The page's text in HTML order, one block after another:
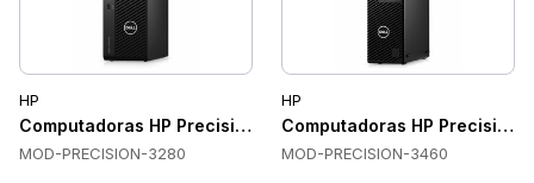
HP
Computadoras HP Precision 3280, 512 GB, SSD, Compacto
MOD-PRECISION-3280
HP
Computadoras HP Precision
MOD-PRECISION-3460